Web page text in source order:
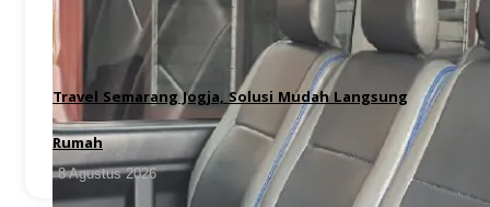
Travel Semarang Jogja, Solusi Mudah Langsung
Rumah
8 Agustus 2026